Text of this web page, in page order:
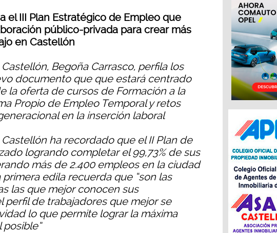
el III Plan Estratégico de Empleo que
público-privada para crear más
en Castellón
Begoña Carrasco, perfila los
documento que que estará centrado
la oferta de cursos de Formación a la
Propio de Empleo Temporal y retos
en la inserción laboral
ha recordado que el II Plan de
logrando completar el 99,73% de sus
más de 2.400 empleos en la ciudad
edila recuerda que “son las
las que mejor conocen sus
perfil de trabajadores que mejor se
lo que permite lograr la máxima